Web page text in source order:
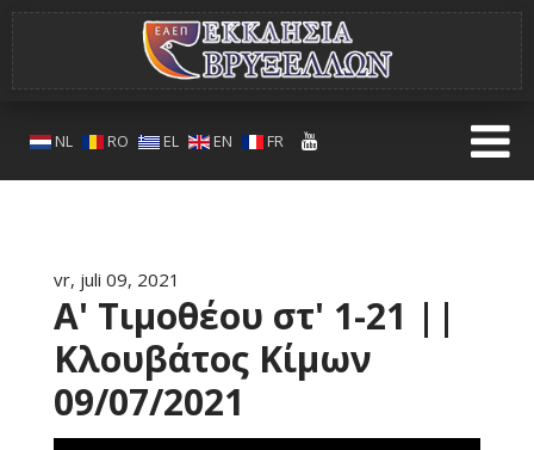
NL RO EL EN FR
vr, juli 09, 2021
Α' Τιμοθέου στ' 1-21 ||
Κλουβάτος Κίμων
09/07/2021